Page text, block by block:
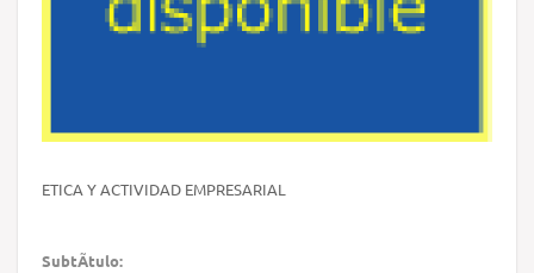
ETICA Y ACTIVIDAD EMPRESARIAL
SubtÃ­tulo: